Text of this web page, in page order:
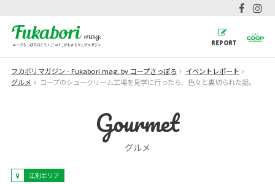
REPORT
フカボリマガジン - Fukabori mag. by コープさっぽろ
イベントレポート
グルメ
コープのシュークリーム工場を見学に行ったら、色々と裏切られた話。
Gourmet
グルメ
江別エリア